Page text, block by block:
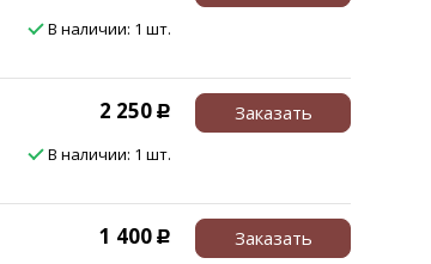
В наличии: 1 шт.
2 250 Р
В наличии: 1 шт.
Заказать
1 400 Р Заказать